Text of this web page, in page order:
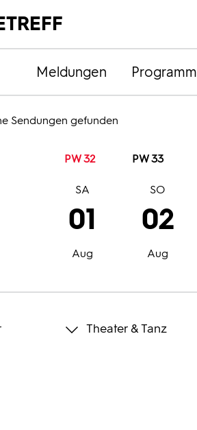
Meldungen Programm
Sendungen gefunden
PW 32 PW 33
01
Aug
SA
02
Aug
SO
Theater & Tanz